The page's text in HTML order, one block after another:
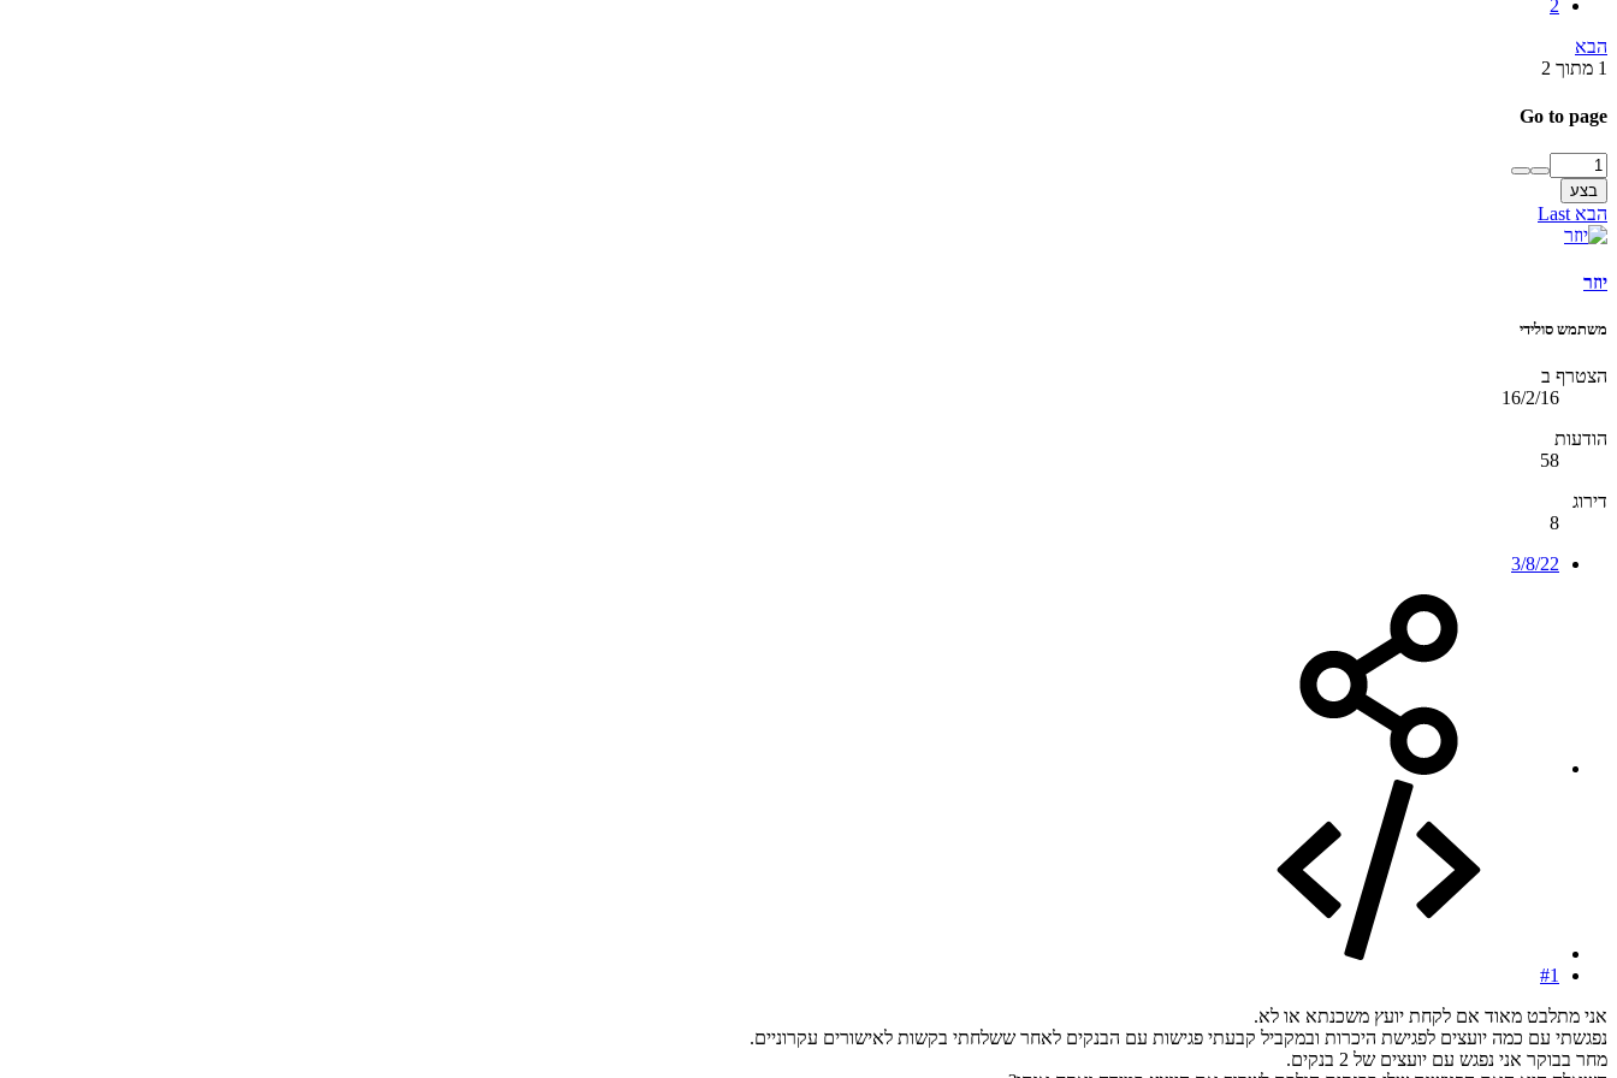
2
הבא
1 מתוך 2
Go to page
בצע
הבא Last
יוזר
משתמש סולידי
הצטרף ב
16/2/16
הודעות
58
דירוג
8
3/8/22
#1
אני מתלבט מאוד אם לקחת יועץ משכנתא או לא.
נפגשתי עם כמה יועצים לפגישת היכרות ובמקביל קבעתי פגישות עם הבנקים לאחר ששלחתי בקשות לאישורים עקרוניים.
מחר בבוקר אני נפגש עם יועצים של 2 בנקים.